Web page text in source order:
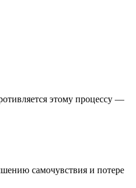
этому процессу —
самочувствия и потере